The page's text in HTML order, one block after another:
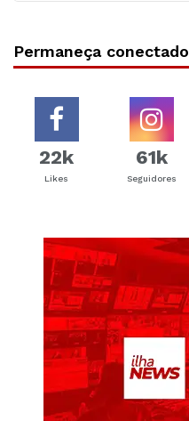
Permaneça conectado
22k
Likes
61k
Seguidores